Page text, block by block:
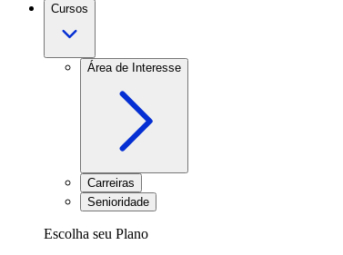
Cursos
Área de Interesse
Carreiras
Senioridade
Escolha seu Plano